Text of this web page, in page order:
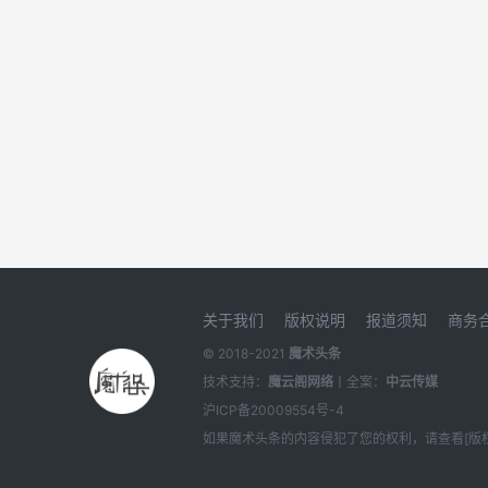
关于我们 版权说明 报道须知 商务
© 2018-2021 魔术头条
技术支持： 魔云阁网络 丨全案： 中云传媒
沪ICP备20009554号-4
如果 魔术头条的内容侵犯了您的权利，请查看[版